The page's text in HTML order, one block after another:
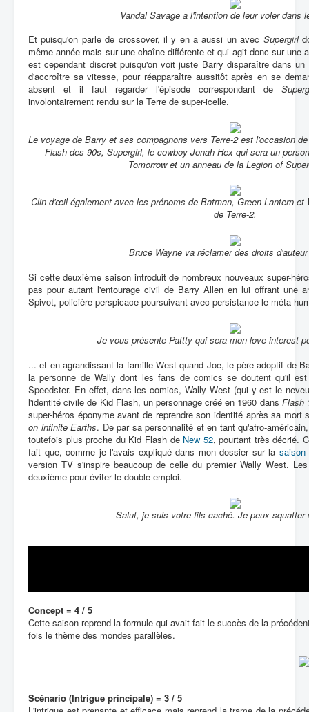
Vandal Savage a l'intention de leur voler dans
Et puisqu'on parle de crossover, il y en a aussi un avec Supergirl
même année mais sur une chaîne différente et qui agit donc sur une
est cependant discret puisqu'on voit juste Barry disparaître dans
d'accroître sa vitesse, pour réapparaître aussitôt après en se
absent et il faut regarder l'épisode correspondant de
involontairement rendu sur la Terre de super-icelle.
Le voyage de Barry et ses compagnons vers Terre-2 est l'occasion
Flash des 90s, Supergirl, le cowboy Jonah Hex qui sera un
Tomorrowet un anneau de la Legion of
Clin d'œil également avec les prénoms de Batman, Green Lantern et
de Terre-2.
Bruce Wayne va réclamer des droits
Si cette deuxième saison introduit de nombreux nouveaux super-
pas pour autant l'entourage civil de Barry Allen en lui offrant une
Spivot, policière perspicace poursuivant avec persistance le méta-
Je vous présente Pattty qui sera mon love interest
... et en agrandissant la famille West quand Joe, le père adoptif de
la personne de Wally dont les fans de comics se doutent qu'il
Speedster. En effet, dans les comics, Wally West (qui y est le
l'identité civile de Kid Flash, un personnage créé en 1960 dans Flash
super-héros éponyme avant de reprendre son identité après sa
on infinite Earths. De par sa personnalité et en tant qu'afro-
toutefois plus proche du Kid Flash de New 52, pourtant très décrié.
fait que, comme je l'avais expliqué dans mon dossier sur la saison
version TV s'inspire beaucoup de celle du premier Wally West.
deuxième pour éviter le double emploi.
Salut, je suis votre fils caché. Je peux squatter
Concept = 4 / 5
Cette saison reprend la formule qui avait fait le succès de la
fois le thème des mondes parallèles.
Scénario (Intrigue principale) = 3 / 5